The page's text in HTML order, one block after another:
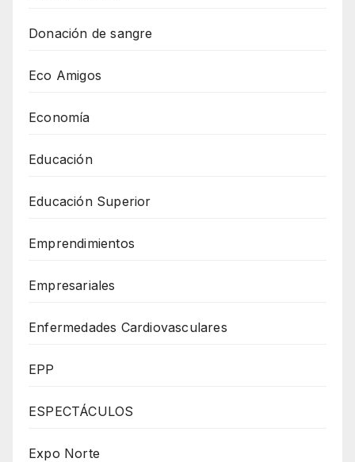
Donación de sangre
Eco Amigos
Economía
Educación
Educación Superior
Emprendimientos
Empresariales
Enfermedades Cardiovasculares
EPP
ESPECTÁCULOS
Expo Norte